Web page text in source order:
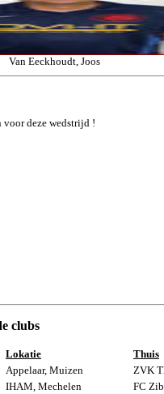
Van Eeckhoudt, Joos
voor deze wedstrijd !
clubs
Lokatie
Thuis
Appelaar, Muizen
ZVK
IHAM, Mechelen
FC